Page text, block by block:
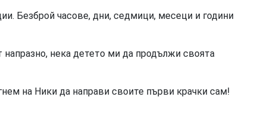
Безброй часове, дни, седмици, месеци и години
нека детето ми да продължи своята
на Ники да направи своите първи крачки сам!